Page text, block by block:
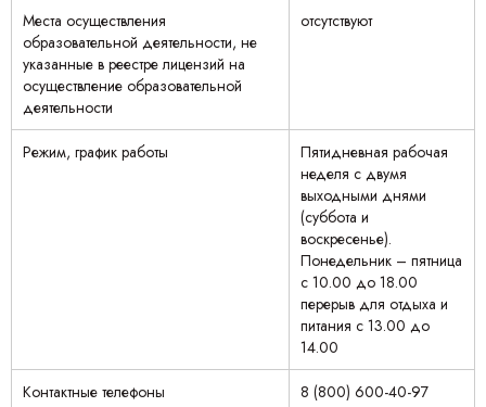
Места осуществления
образовательной деятельности, не
указанные в реестре лицензий на
осуществление образовательной
деятельности
отсутствуют
Режим, график работы
Пятидневная рабочая
неделя с двумя
выходными днями
(суббота и
воскресенье).
Понедельник – пятница
с 10.00 до 18.00
перерыв для отдыха и
питания с 13.00 до
14.00
Контактные телефоны 8 (800) 600-40-97